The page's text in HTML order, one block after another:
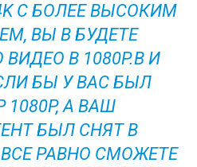
С БОЛЕЕ ВЫСОКИМ
ВЫ В БУДЕТЕ
В 1080P.В И
БЫ У ВАС БЫЛ
А ВАШ
БЫЛ СНЯТ В
РАВНО СМОЖЕТЕ